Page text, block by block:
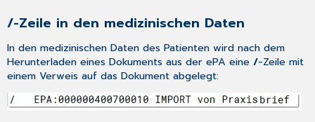
/-Zeile in den medizinischen Daten
In denmedizinischen Daten des Patienten wird nach dem
Herunterladen eines Dokuments aus der ePA eine/-Zeile mit
einem Verweis auf das Dokument abgelegt: